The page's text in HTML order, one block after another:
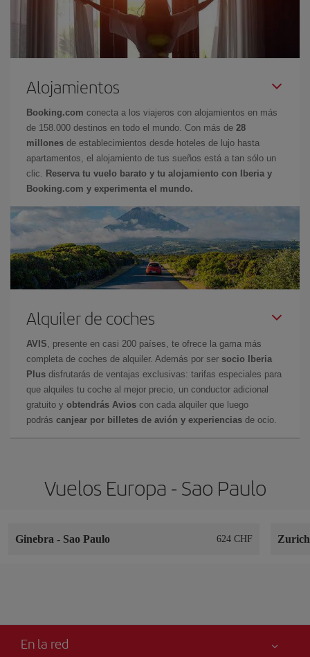
Alojamientos
Booking.com conecta a los viajeros con alojamientos en más
de 158.000 destinos en todo el mundo. Con más de 28
millones de establecimientos desde hoteles de lujo hasta
apartamentos, el alojamiento de tus sueños está a tan sólo un
clic.
Reserva tu vuelo barato y tu alojamiento con Iberia y
Booking.com y experimenta el mundo.
Alquiler de coches
AVIS , presente en casi 200 países, te ofrece la gama más
completa de coches de alquiler. Además por ser socio Iberia
Plus disfrutarás de ventajas exclusivas: tarifas especiales para
que alquiles tu coche al mejor precio, un conductor adicional
gratuito y obtendrás Avios con cada alquiler que luego
podrás canjear por billetes de avión y experiencias de ocio.
Vuelos Europa - Sao Paulo
Ginebra - Sao Paulo 624 CHF
En la red